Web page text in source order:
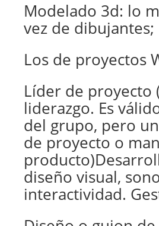
Modelado 3d: lo
vez de
Los de proyectos
Líder de proyecto
liderazgo. Es
del grupo, pero
de proyecto o
diseño visual,
interactividad.